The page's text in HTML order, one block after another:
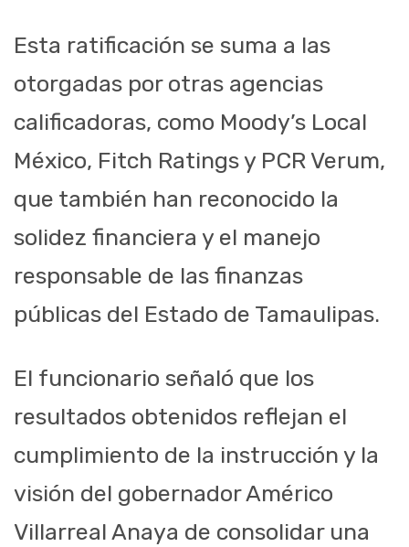
Esta ratificación se suma a las
otorgadas por otras agencias
calificadoras, como Moody’s Local
México, Fitch Ratings y PCR Verum,
que también han reconocido la
solidez financiera y el manejo
responsable de las finanzas
públicas del Estado de Tamaulipas.
El funcionario señaló que los
resultados obtenidos reflejan el
cumplimiento de la instrucción y la
visión del gobernador Américo
Villarreal Anaya de consolidar una